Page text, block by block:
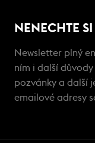
NENECHTE
Newsletter plný
ním i další
pozvánky a další
emailové adresy